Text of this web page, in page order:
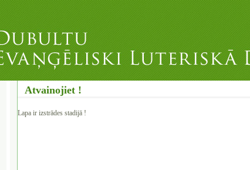
Atvainojiet !
Lapa ir izstrādes stadijā !